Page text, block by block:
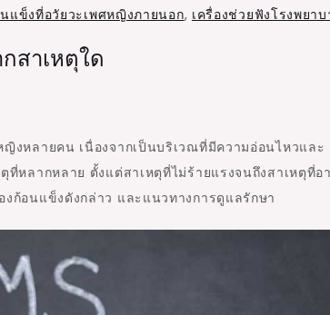
แข็งที่อวัยวะเพศหญิงภายนอก, เครื่องช่วยฟังโรงพยา
สาเหตุใด
งหลายคน เนื่องจากเป็นบริเวณที่มีความอ่อนไหวและ
หลากหลาย ตั้งแต่สาเหตุที่ไม่ร้ายแรงจนถึงสาเหตุที่อ
ก้อนแข็งดังกล่าว และแนวทางการดูแลรักษา